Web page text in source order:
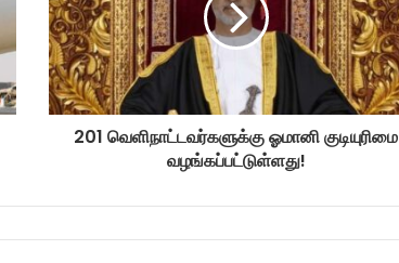
201 வெளிநாட்டவர்களுக்கு ஓமானி குடியுரிமை
வழங்கப்பட்டுள்ளது!